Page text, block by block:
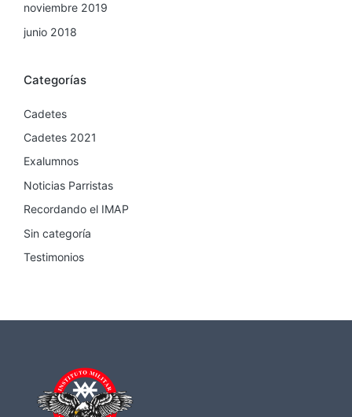
noviembre 2019
junio 2018
Categorías
Cadetes
Cadetes 2021
Exalumnos
Noticias Parristas
Recordando el IMAP
Sin categoría
Testimonios